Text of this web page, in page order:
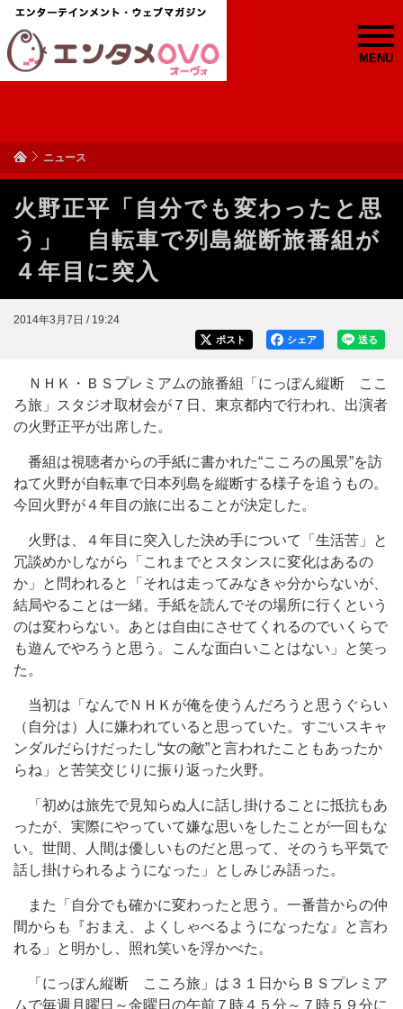
MENU
ニュース
火野正平「自分でも変わったと思
う」 自転車で列島縦断旅番組が
４年目に突入
2014年3月7日 / 19:24
送る
シェア
ポスト
ＮＨＫ・ＢＳプレミアムの旅番組「にっぽん縦断 ここ
ろ旅」スタジオ取材会が７日、東京都内で行われ、出演者
の火野正平が出席した。
番組は視聴者からの手紙に書かれた“こころの風景”を訪
ねて火野が自転車で日本列島を縦断する様子を追うもの。
今回火野が４年目の旅に出ることが決定した。
火野は、４年目に突入した決め手について「生活苦」と
冗談めかしながら「これまでとスタンスに変化はあるの
か」と問われると「それは走ってみなきゃ分からないが、
結局やることは一緒。手紙を読んでその場所に行くという
のは変わらない。あとは自由にさせてくれるのでいくらで
も遊んでやろうと思う。こんな面白いことはない」と笑っ
た。
当初は「なんでＮＨＫが俺を使うんだろうと思うぐらい
（自分は）人に嫌われていると思っていた。すごいスキャ
ンダルだらけだったし“女の敵”と言われたこともあったか
らね」と苦笑交じりに振り返った火野。
「初めは旅先で見知らぬ人に話し掛けることに抵抗もあ
ったが、実際にやっていて嫌な思いをしたことが一回もな
い。世間、人間は優しいものだと思って、そのうち平気で
話し掛けられるようになった」としみじみ語った。
また「自分でも確かに変わったと思う。一番昔からの仲
間からも『おまえ、よくしゃべるようになったな』と言わ
れる」と明かし、照れ笑いを浮かべた。
「にっぽん縦断 こころ旅」は３１日からＢＳプレミア
ムで毎週月曜日～金曜日の午前７時４５分～７時５９分に